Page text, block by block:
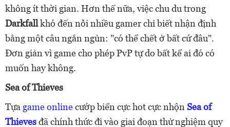
không ít thời gian. Hơn thế nữa, việc chu du trong
Darkfallkhó đến nỗi nhiều gamer chỉ biết nhận định
bằng một câu ngắn ngủn: "có thể chết ở bất cứ đâu".
Đơn giản vì game cho phép PvP tự do bất kể ai đó có
muốn hay không.
Sea of Thieves
Tựa game onlinecướp biển cực hot cực nhộn Sea of
Thievesđã chính thức đi vào giai đoạn thử nghiệm quy